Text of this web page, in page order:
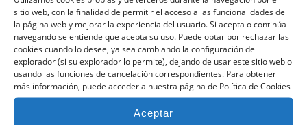
sitio web, con la finalidad de permitir el acceso a las funcionalidades de
la página web y mejorar la experiencia del usuario. Si acepta o continúa
navegando se entiende que acepta su uso. Puede optar por rechazar las
cookies cuando lo desee, ya sea cambiando la configuración del
explorador (si su explorador lo permite), dejando de usar este sitio web o
usando las funciones de cancelación correspondientes. Para obtener
más información, puede acceder a nuestra página de Política de Cookies
Aceptar
enero 2025
diciembre 2024
noviembre 2024